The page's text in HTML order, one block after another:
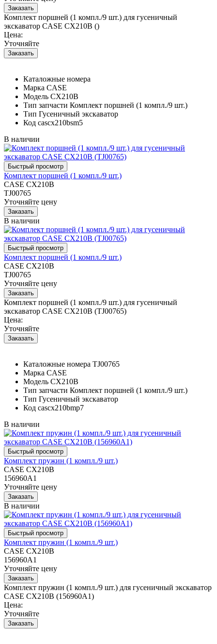
Комплект поршней (1 компл./9 шт.) для гусеничный
экскаватор CASE CX210B ()
Цена:
Уточняйте
Каталожные номера
Марка CASE
Модель CX210B
Тип запчасти Комплект поршней (1 компл./9 шт.)
Тип Гусеничный экскаватор
Код cascx210bsm5
В наличии
Комплект поршней (1 компл./9 шт.)
CASE CX210B
TJ00765
Уточняйте цену
В наличии
Комплект поршней (1 компл./9 шт.)
CASE CX210B
TJ00765
Уточняйте цену
Комплект поршней (1 компл./9 шт.) для гусеничный
экскаватор CASE CX210B (TJ00765)
Цена:
Уточняйте
Каталожные номера TJ00765
Марка CASE
Модель CX210B
Тип запчасти Комплект поршней (1 компл./9 шт.)
Тип Гусеничный экскаватор
Код cascx210bmp7
В наличии
Комплект пружин (1 компл./9 шт.)
CASE CX210B
156960A1
Уточняйте цену
В наличии
Комплект пружин (1 компл./9 шт.)
CASE CX210B
156960A1
Уточняйте цену
Комплект пружин (1 компл./9 шт.) для гусеничный экскаватор
CASE CX210B (156960A1)
Цена:
Уточняйте